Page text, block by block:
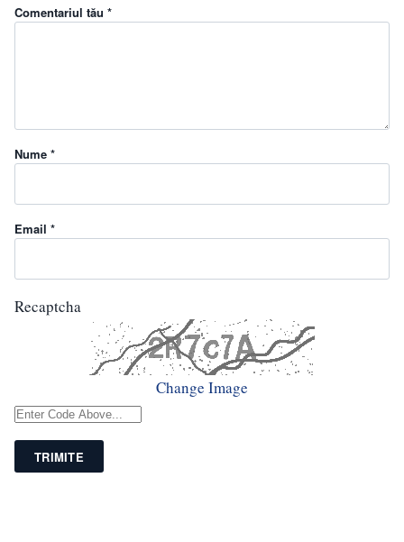
Comentariul tău *
Nume *
Email *
Recaptcha
Change Image
TRIMITE